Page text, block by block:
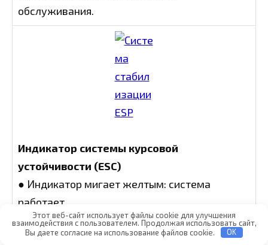
обслуживания.
Индикатор системы курсовой
устойчивости (ESC)
● Индикатор мигает желтым: система
работает.
● Индикатор постоянно горит желтым:
система ESC неисправна. Обратитесь в
Этот веб-сайт использует файлы cookie для улучшения
взаимодействия с пользователем. Продолжая использовать сайт,
Вы даете согласие на использование файлов cookie.
OK